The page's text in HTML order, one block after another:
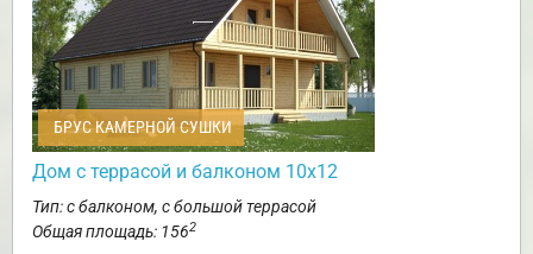
БРУС КАМЕРНОЙ СУШКИ
Дом с террасой и балконом 10х12
Тип: с балконом, с большой террасой
Общая площадь: 1562